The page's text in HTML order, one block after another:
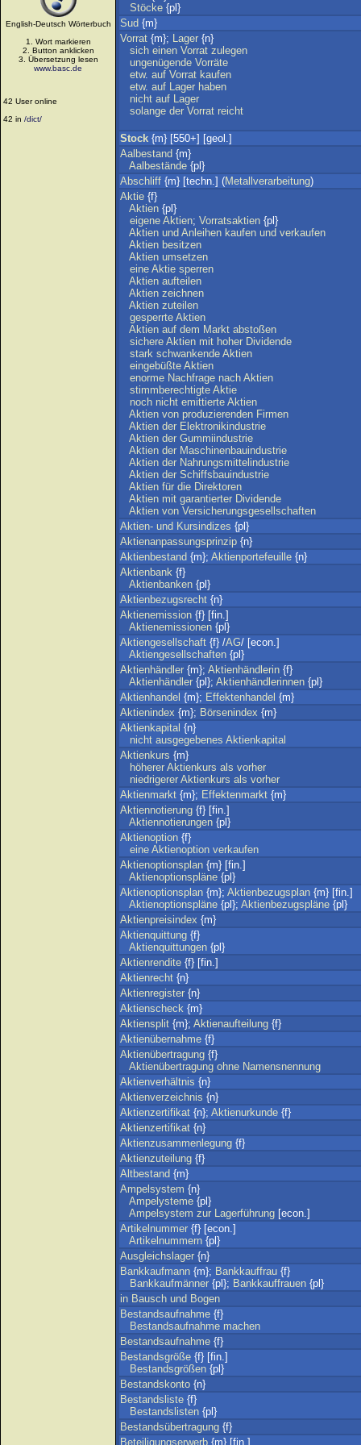
English-Deutsch Wörterbuch
1. Wort markieren
2. Button anklicken
3. Übersetzung lesen
www.basc.de
42 User online
42 in /dict/
Stöcke {pl}
Sud {m}
Vorrat {m}; Lager {n}
sich einen Vorrat zulegen
ungenügende Vorräte
etw. auf Vorrat kaufen
etw. auf Lager haben
nicht auf Lager
solange der Vorrat reicht
Stock {m} [550+] [geol.]
Aalbestand {m}
Aalbestände {pl}
Abschliff {m} [techn.] (Metallverarbeitung)
Aktie {f}
Aktien {pl}
eigene Aktien; Vorratsaktien {pl}
Aktien und Anleihen kaufen und verkaufen
Aktien besitzen
Aktien umsetzen
eine Aktie sperren
Aktien aufteilen
Aktien zeichnen
Aktien zuteilen
gesperrte Aktien
Aktien auf dem Markt abstoßen
sichere Aktien mit hoher Dividende
stark schwankende Aktien
eingebüßte Aktien
enorme Nachfrage nach Aktien
stimmberechtigte Aktie
noch nicht emittierte Aktien
Aktien von produzierenden Firmen
Aktien der Elektronikindustrie
Aktien der Gummiindustrie
Aktien der Maschinenbauindustrie
Aktien der Nahrungsmittelindustrie
Aktien der Schiffsbauindustrie
Aktien für die Direktoren
Aktien mit garantierter Dividende
Aktien von Versicherungsgesellschaften
Aktien- und Kursindizes {pl}
Aktienanpassungsprinzip {n}
Aktienbestand {m}; Aktienportefeuille {n}
Aktienbank {f}
Aktienbanken {pl}
Aktienbezugsrecht {n}
Aktienemission {f} [fin.]
Aktienemissionen {pl}
Aktiengesellschaft {f} /AG/ [econ.]
Aktiengesellschaften {pl}
Aktienhändler {m}; Aktienhändlerin {f}
Aktienhändler {pl}; Aktienhändlerinnen {pl}
Aktienhandel {m}; Effektenhandel {m}
Aktienindex {m}; Börsenindex {m}
Aktienkapital {n}
nicht ausgegebenes Aktienkapital
Aktienkurs {m}
höherer Aktienkurs als vorher
niedrigerer Aktienkurs als vorher
Aktienmarkt {m}; Effektenmarkt {m}
Aktiennotierung {f} [fin.]
Aktiennotierungen {pl}
Aktienoption {f}
eine Aktienoption verkaufen
Aktienoptionsplan {m} [fin.]
Aktienoptionspläne {pl}
Aktienoptionsplan {m}; Aktienbezugsplan {m} [fin.]
Aktienoptionspläne {pl}; Aktienbezugspläne {pl}
Aktienpreisindex {m}
Aktienquittung {f}
Aktienquittungen {pl}
Aktienrendite {f} [fin.]
Aktienrecht {n}
Aktienregister {n}
Aktienscheck {m}
Aktiensplit {m}; Aktienaufteilung {f}
Aktienübernahme {f}
Aktienübertragung {f}
Aktienübertragung ohne Namensnennung
Aktienverhältnis {n}
Aktienverzeichnis {n}
Aktienzertifikat {n}; Aktienurkunde {f}
Aktienzertifikat {n}
Aktienzusammenlegung {f}
Aktienzuteilung {f}
Altbestand {m}
Ampelsystem {n}
Ampelysteme {pl}
Ampelsystem zur Lagerführung [econ.]
Artikelnummer {f} [econ.]
Artikelnummern {pl}
Ausgleichslager {n}
Bankkaufmann {m}; Bankkauffrau {f}
Bankkaufmänner {pl}; Bankkauffrauen {pl}
in Bausch und Bogen
Bestandsaufnahme {f}
Bestandsaufnahme machen
Bestandsaufnahme {f}
Bestandsgröße {f} [fin.]
Bestandsgrößen {pl}
Bestandskonto {n}
Bestandsliste {f}
Bestandslisten {pl}
Bestandsübertragung {f}
Beteiligungserwerb {m} [fin.]